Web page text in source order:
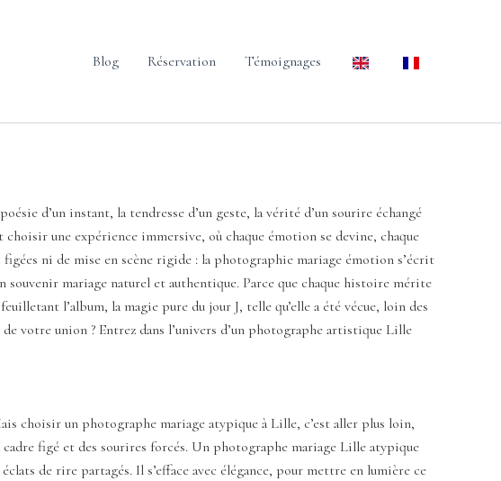
Blog Réservation Témoignages
d’un instant, la tendresse d’un geste, la vérité d’un sourire échangé
une expérience immersive, où chaque émotion se devine, chaque
ni de mise en scène rigide : la photographie mariage émotion s’écrit
mariage naturel et authentique. Parce que chaque histoire mérite
l’album, la magie pure du jour J, telle qu’elle a été vécue, loin des
votre union ? Entrez dans l’univers d’un photographe artistique Lille
choisir un photographe mariage atypique à Lille, c’est aller plus loin,
figé et des sourires forcés. Un photographe mariage Lille atypique
de rire partagés. Il s’efface avec élégance, pour mettre en lumière ce